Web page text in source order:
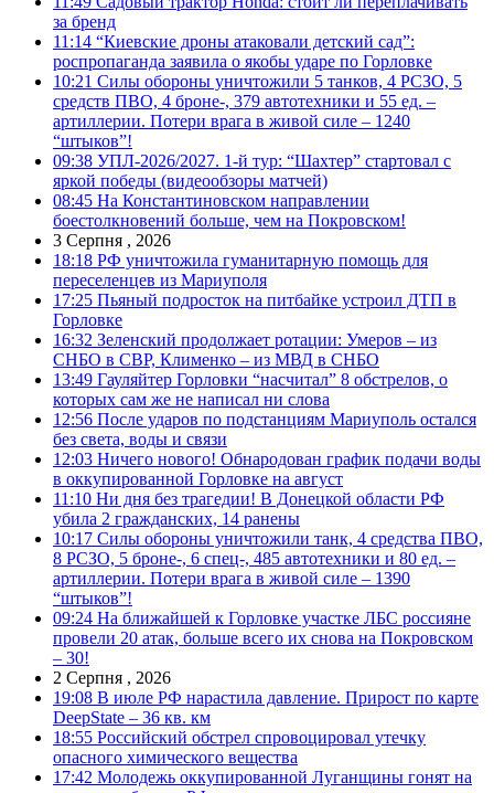
за бренд
11:14 “Киевские дроны атаковали детский сад”:
роспропаганда заявила о якобы ударе по Горловке
10:21 Силы обороны уничтожили 5 танков, 4 РСЗО, 5
средств ПВО, 4 броне-, 379 автотехники и 55 ед. –
артиллерии. Потери врага в живой силе – 1240
“штыков”!
09:38 УПЛ-2026/2027. 1-й тур: “Шахтер” стартовал с
яркой победы (видеообзоры матчей)
08:45 На Константиновском направлении
боестолкновений больше, чем на Покровском!
3 Серпня , 2026
18:18 РФ уничтожила гуманитарную помощь для
переселенцев из Мариуполя
17:25 Пьяный подросток на питбайке устроил ДТП в
Горловке
16:32 Зеленский продолжает ротации: Умеров – из
СНБО в СВР, Клименко – из МВД в СНБО
13:49 Гауляйтер Горловки “насчитал” 8 обстрелов, о
которых сам же не написал ни слова
12:56 После ударов по подстанциям Мариуполь остался
без света, воды и связи
12:03 Ничего нового! Обнародован график подачи воды
в оккупированной Горловке на август
11:10 Ни дня без трагедии! В Донецкой области РФ
убила 2 гражданских, 14 ранены
10:17 Силы обороны уничтожили танк, 4 средства ПВО,
8 РСЗО, 5 броне-, 6 спец-, 485 автотехники и 80 ед. –
артиллерии. Потери врага в живой силе – 1390
“штыков”!
09:24 На ближайшей к Горловке участке ЛБС россияне
провели 20 атак, больше всего их снова на Покровском
– 30!
2 Серпня , 2026
19:08 В июле РФ нарастила давление. Прирост по карте
DeepState – 36 кв. км
18:55 Российский обстрел спровоцировал утечку
опасного химического вещества
17:42 Молодежь оккупированной Луганщины гонят на